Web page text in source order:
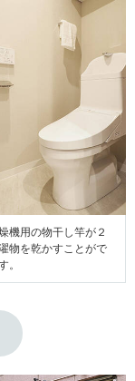
機用の物干し竿が２
物を乾かすことがで
。